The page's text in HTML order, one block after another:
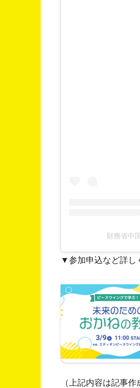
財務省中
▼参加申込など詳し
（上記内容は記事作